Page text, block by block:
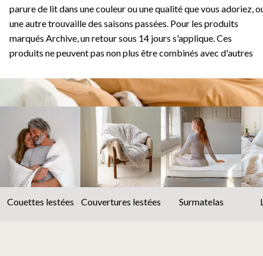
parure de lit dans une couleur ou une qualité que vous adoriez,
une autre trouvaille des saisons passées. Pour les produits
marqués Archive, un retour sous 14 jours s'applique. Ces
produits ne peuvent pas non plus être combinés avec d'autres
Couettes lestées Couvertures lestées Surmatelas